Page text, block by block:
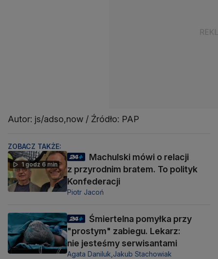
Autor: js/adso,now / Źródło: PAP
ZOBACZ TAKŻE:
1 godz 6 min
Machulski mówi o relacji
z przyrodnim bratem. To polityk
Konfederacji
Piotr Jacoń
Śmiertelna pomyłka przy
"prostym" zabiegu. Lekarz:
nie jesteśmy serwisantami
Agata Daniluk, Jakub Stachowiak